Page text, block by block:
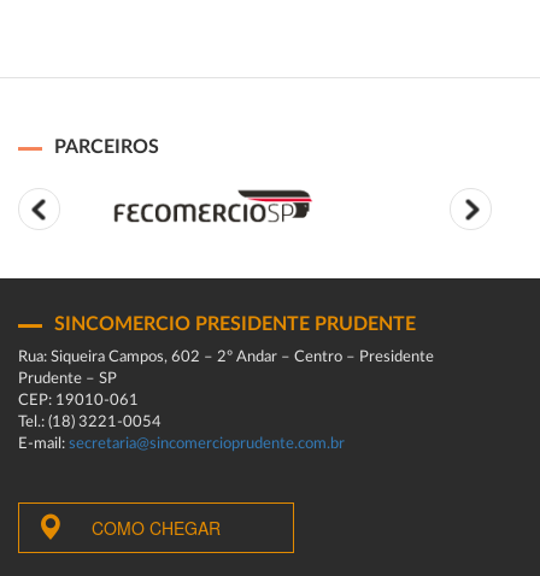
PARCEIROS
SINCOMERCIO PRESIDENTE PRUDENTE
Rua: Siqueira Campos, 602 – 2º Andar – Centro – Presidente
Prudente – SP
CEP: 19010-061
Tel.: (18) 3221-0054
E-mail: secretaria@sincomercioprudente.com.br
COMO CHEGAR